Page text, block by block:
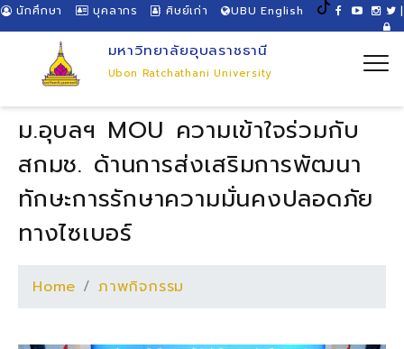
นักศึกษา บุคลากร ศิษย์เก่า UBU English |
มหาวิทยาลัยอุบลราชธานี
Ubon Ratchathani University
ม.อุบลฯ MOU ความเข้าใจร่วมกับ
สกมช. ด้านการส่งเสริมการพัฒนา
ทักษะการรักษาความมั่นคงปลอดภัย
ทางไซเบอร์
Home ภาพกิจกรรม